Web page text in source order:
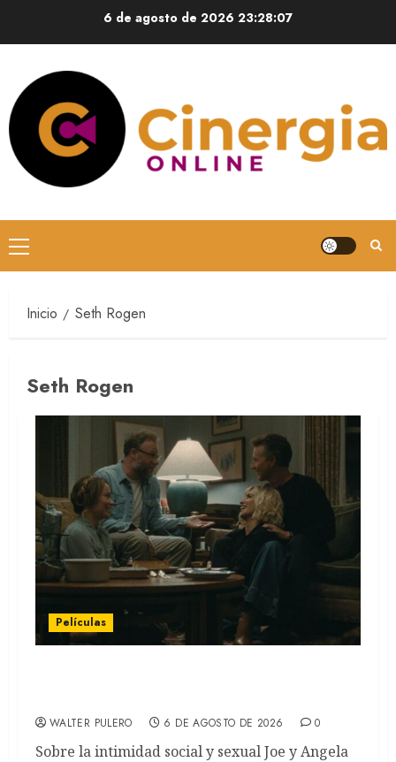
6 de agosto de 2026 23:28:07
Inicio Seth Rogen
Seth Rogen
Películas
WALTER PULERO 6 DE AGOSTO DE 2026 0
Sobre la intimidad social y sexual Joe y Angela